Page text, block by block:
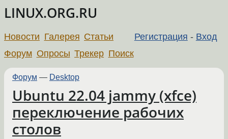
LINUX.ORG.RU
Регистрация - Вход
Новости Галерея Статьи
Форум Опросы Трекер Поиск
Форум — Desktop
Ubuntu 22.04 jammy (xfce)
переключение рабочих
столов